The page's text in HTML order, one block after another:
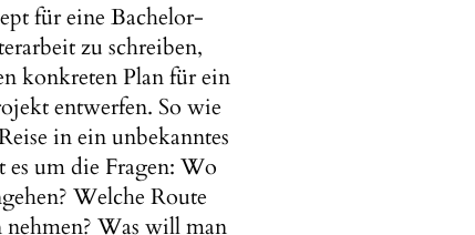
für eine Bachelor-
zu schreiben,
konkreten Plan für ein
entwerfen. So wie
in ein unbekanntes
es um die Fragen: Wo
Welche Route
Was will man